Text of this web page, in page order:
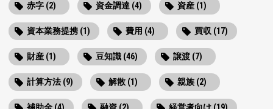
赤字 (2) 資金調達 (4) 資産 (1)
資本業務提携 (1) 費用 (4) 買収 (17)
財産 (1) 豆知識 (46) 譲渡 (7)
計算方法 (9) 解散 (1) 親族 (2)